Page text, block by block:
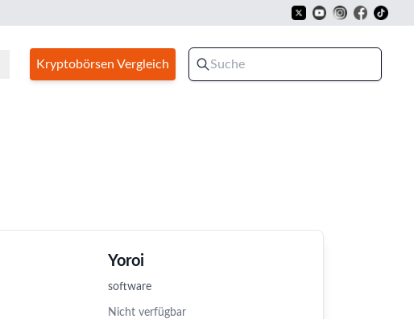
Kryptobörsen Vergleich
Yoroi
software
Nicht verfügbar